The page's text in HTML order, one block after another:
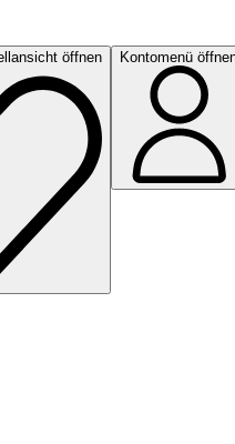
öffnen Kontomenü